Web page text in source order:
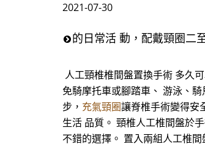
2021-07-30
的日常活 動，配戴頸圈二
人工頸椎椎間盤置換手術 多久
免騎摩托車或腳踏車、 游泳、
步， 充氣頸圈讓脊椎手術變得安
生活 品質。 頸椎人工椎間盤於
不錯的選擇。 置入兩組人工椎